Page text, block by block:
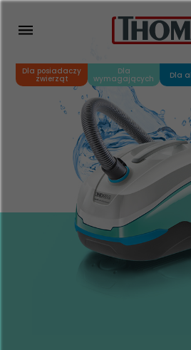
Dla posiadaczy
zwierząt
Dla
wymagających Dla